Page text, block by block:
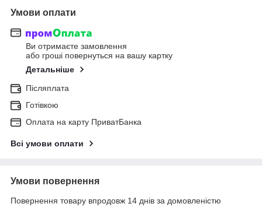
Умови оплати
Ви отримаєте замовлення
або гроші повернуться на вашу картку
Детальніше
Післяплата
Готівкою
Оплата на карту ПриватБанка
Всі умови оплати
Умови повернення
Повернення товару впродовж 14 днів за домовленістю